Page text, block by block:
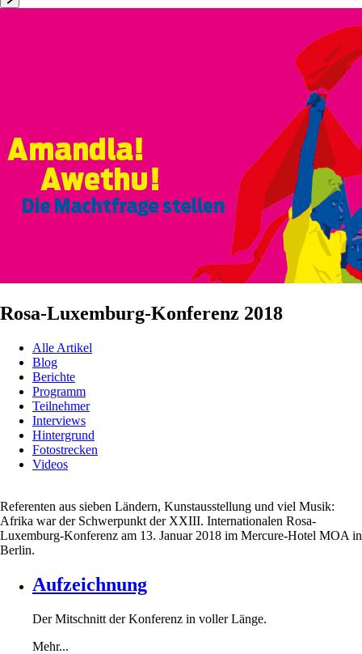
Rosa-Luxemburg-Konferenz 2018
Alle Artikel
Blog
Berichte
Programm
Teilnehmer
Interviews
Hintergrund
Fotostrecken
Videos
Referenten aus sieben Ländern, Kunstausstellung und viel Musik:
Afrika war der Schwerpunkt der XXIII. Internationalen Rosa-
Luxemburg-Konferenz am 13. Januar 2018 im Mercure-Hotel MOA in
Berlin.
Aufzeichnung
Der Mitschnitt der Konferenz in voller Länge.
Mehr...